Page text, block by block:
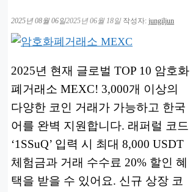
2025년 08월 06일2025년 06월 18일 작성자: jungiljun
2025년 현재 글로벌 TOP 10 암호화
폐거래소 MEXC! 3,000개 이상의
다양한 코인 거래가 가능하고 한국
어를 완벽 지원합니다. 래퍼럴 코드
‘1SSuQ’ 입력 시 최대 8,000 USDT
체험금과 거래 수수료 20% 할인 혜
택을 받을 수 있어요. 신규 상장 코